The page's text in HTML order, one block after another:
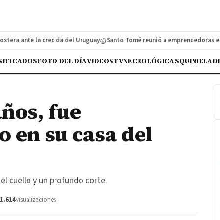
ante la crecida del Uruguay Santo Tomé reunió a emprendedoras en su
FOTO DEL DÍAVIDEOSTVNECROLÓGICASQUINIELA
fue
su casa del
cuello y un profundo corte.
1.614visualizaciones